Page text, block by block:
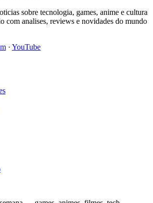
sobre tecnologia, games, anime e cultura
com analises, reviews e novidades do mundo
· YouTube